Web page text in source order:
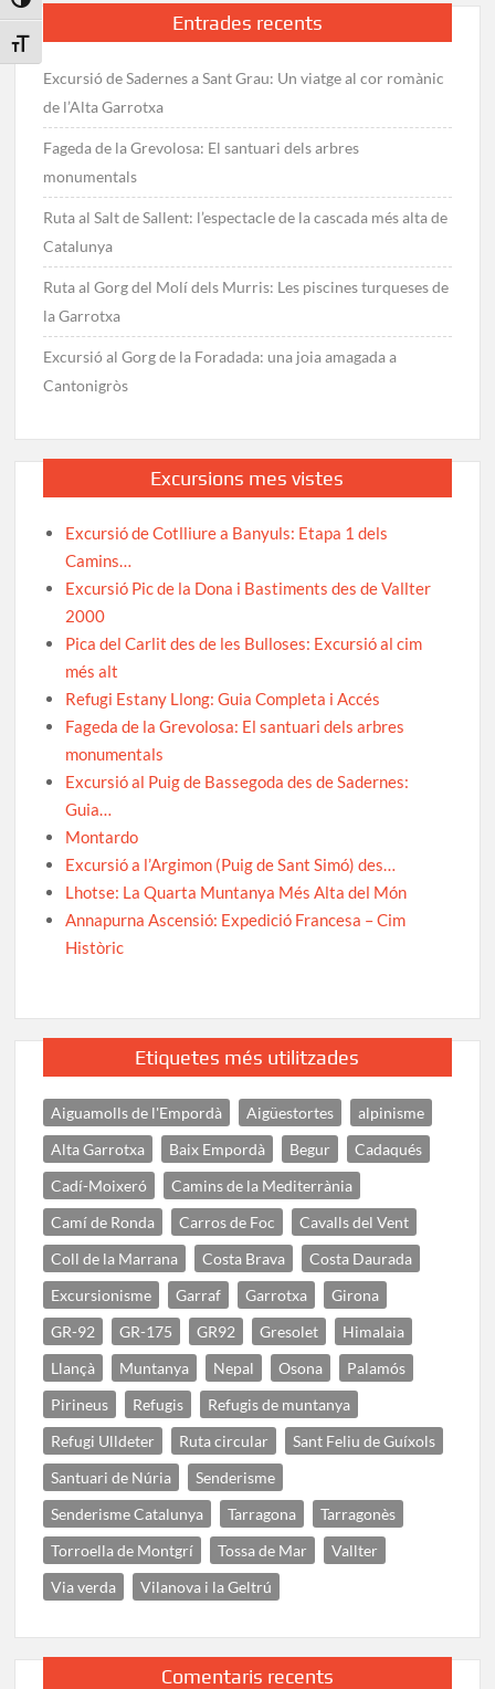
Toggle Font size
Entrades recents
Excursió de Sadernes a Sant Grau: Un viatge al cor romànic
de l’Alta Garrotxa
Fageda de la Grevolosa: El santuari dels arbres
monumentals
Ruta al Salt de Sallent: l’espectacle de la cascada més alta de
Catalunya
Ruta al Gorg del Molí dels Murris: Les piscines turqueses de
la Garrotxa
Excursió al Gorg de la Foradada: una joia amagada a
Cantonigròs
Excursions mes vistes
Excursió de Cotlliure a Banyuls: Etapa 1 dels
Camins…
Excursió Pic de la Dona i Bastiments des de Vallter
2000
Pica del Carlit des de les Bulloses: Excursió al cim
més alt
Refugi Estany Llong: Guia Completa i Accés
Fageda de la Grevolosa: El santuari dels arbres
monumentals
Excursió al Puig de Bassegoda des de Sadernes:
Guia…
Montardo
Excursió a l’Argimon (Puig de Sant Simó) des…
Lhotse: La Quarta Muntanya Més Alta del Món
Annapurna Ascensió: Expedició Francesa – Cim
Històric
Etiquetes més utilitzades
Aiguamolls de l'Empordà Aigüestortes
alpinisme
Alta Garrotxa
Baix Empordà Begur
Cadaqués
Cadí-Moixeró
Camins de la Mediterrània
Camí de Ronda
Carros de Foc
Cavalls del Vent
Coll de la Marrana
Costa Brava
Costa Daurada
Excursionisme
Garraf Garrotxa
Girona
GR-92
GR-175 GR92 Gresolet
Himalaia
Llançà
Muntanya Nepal Osona
Palamós
Pirineus
Refugis
Refugis de muntanya
Refugi Ulldeter
Ruta circular
Sant Feliu de Guíxols
Santuari de Núria
Senderisme
Senderisme Catalunya
Tarragona
Tarragonès
Torroella de Montgrí
Tossa de Mar
Vallter
Via verda
Vilanova i la Geltrú
Comentaris recents